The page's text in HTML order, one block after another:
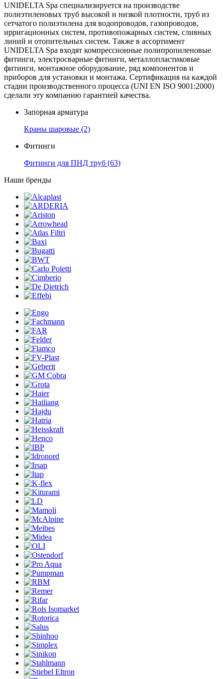
UNIDELTA Spa специализируется на производстве
полиэтиленовых труб высокой и низкой плотности, труб из
сетчатого полиэтилена для водопроводов, газопроводов,
ирригационных систем, противопожарных систем, сливных
линий и отопительных систем. Также в ассортимент
UNIDELTA Spa входят компрессионные полипропиленовые
фитинги, электросварные фитинги, металлопластиковые
фитинги, монтажное оборудование, ряд компонентов и
приборов для установки и монтажа. Сертификация на каждой
стадии производственного процесса (UNI EN ISO 9001:2000)
сделали эту компанию гарантией качества.
Запорная арматура
Краны шаровые (2)
Фитинги
Фитинги для ПНД труб (63)
Наши бренды